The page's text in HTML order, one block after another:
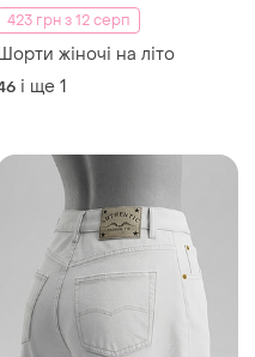
423 грн з 12 серп
жіночі на літо
і ще 1